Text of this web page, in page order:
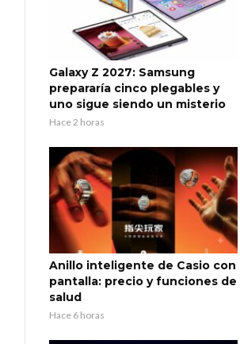
Galaxy Z 2027: Samsung
prepararía cinco plegables y
uno sigue siendo un misterio
Hace 2 horas
Anillo inteligente de Casio con
pantalla: precio y funciones de
salud
Hace 6 horas